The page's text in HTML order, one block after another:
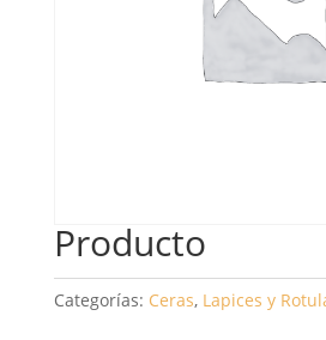
Producto
Categorías: Ceras, Lapices y